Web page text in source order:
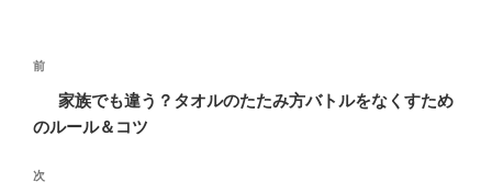
投
ナ
ゲ
過
の
稿
前
家族でも違う？タオルのたたみ方バトルをなくすため
のルール＆コツ
次
次